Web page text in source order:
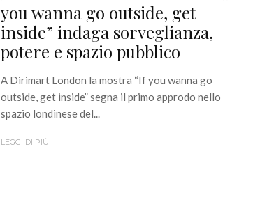
you wanna go outside, get
inside” indaga sorveglianza,
potere e spazio pubblico
A Dirimart London la mostra “If you wanna go
outside, get inside” segna il primo approdo nello
spazio londinese del...
LEGGI DI PIÙ